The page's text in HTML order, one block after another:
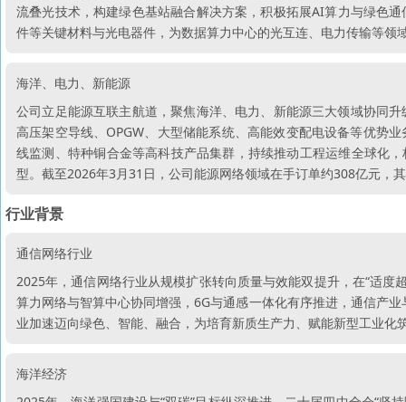
流叠光技术，构建绿色基站融合解决方案，积极拓展AI算力与绿色
件等关键材料与光电器件，为数据算力中心的光互连、电力传输等
海洋、电力、新能源
公司立足能源互联主航道，聚焦海洋、电力、新能源三大领域协同
高压架空导线、OPGW、大型储能系统、高能效变配电设备等优势
线监测、特种铜合金等高科技产品集群，持续推动工程运维全球化
型。截至2026年3月31日，公司能源网络领域在手订单约308亿元，
行业背景
通信网络行业
2025年，通信网络行业从规模扩张转向质量与效能双提升，在“适度
算力网络与智算中心协同增强，6G与通感一体化有序推进，通信产
业加速迈向绿色、智能、融合，为培育新质生产力、赋能新型工业化
海洋经济